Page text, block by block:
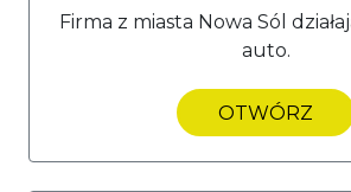
Firma z miasta Nowa Sól
auto.
OTWÓRZ